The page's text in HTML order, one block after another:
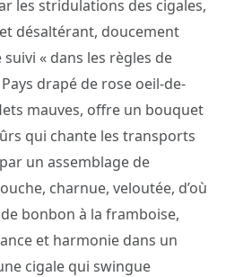
les stridulations des cigales,
désaltérant, doucement
« dans les règles de
Pays drapé de rose oeil-de-
mauves, offre un bouquet
qui chante les transports
un assemblage de
charnue, veloutée, d’où
bonbon à la framboise,
et harmonie dans un
cigale qui swingue